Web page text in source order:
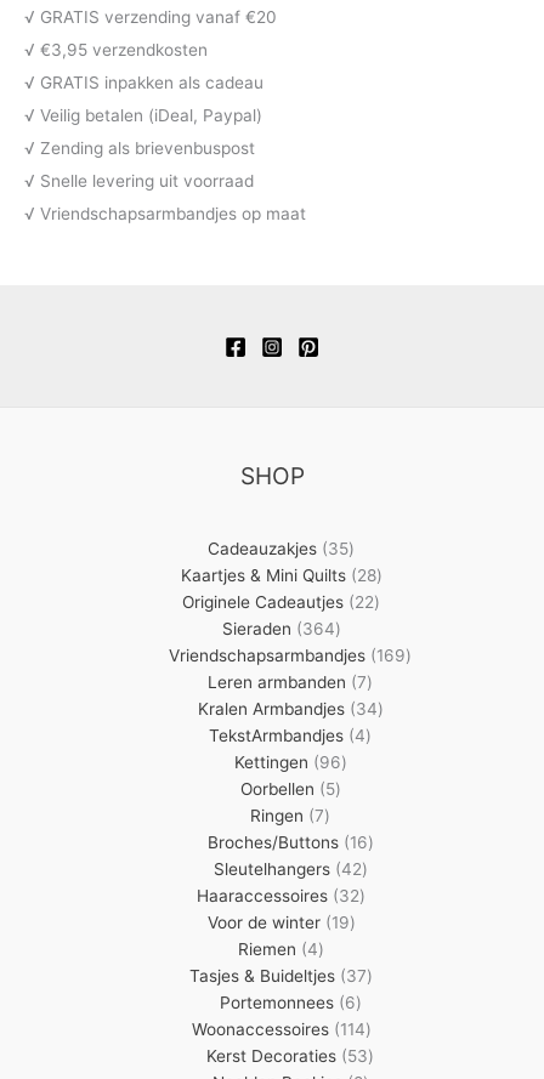
√ GRATIS verzending vanaf €20
√ €3,95 verzendkosten
√ GRATIS inpakken als cadeau
√ Veilig betalen (iDeal, Paypal)
√ Zending als brievenbuspost
√ Snelle levering uit voorraad
√ Vriendschapsarmbandjes op maat
SHOP
Cadeauzakjes 3535
producten
Kaartjes & Mini Quilts 2828
producten
Originele Cadeautjes 2222
Sieraden 364364
producten
Vriendschapsarmbandjes 169169
Leren armbanden 77
producten
Kralen Armbandjes 3434
TekstArmbandjes 44
Kettingen 9696
producten
Oorbellen 55
Ringen 77
producten
Broches/Buttons 1616
producten
Sleutelhangers 4242
producten
Haaraccessoires 3232
Voor de winter 1919
Riemen 44
producten
Tasjes & Buideltjes 3737
Portemonnees 66
producten
Woonaccessoires 114114
producten
Kerst Decoraties 5353